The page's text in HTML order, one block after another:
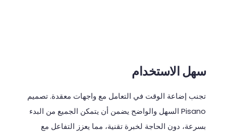
سهل الاستخدام
تجنب إضاعة الوقت في التعامل مع واجهات معقدة.تصميم
Pisano السهل والواضح يضمن أن يتمكن الجميع من البدء
بسرعة، دون الحاجة لخبرة تقنية، مما يعزز التفاعل مع